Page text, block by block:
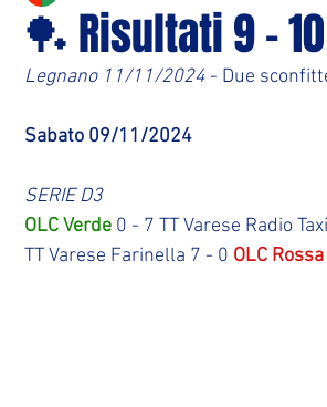
🏓 Risultati 9 -
Legnano 11/11/2024 - Due
Sabato 09/11/2024
SERIE D3
OLC Verde 0 - 7 TT Varese Radio Taxi
TT Varese Farinella 7 - 0 OLC Rossa